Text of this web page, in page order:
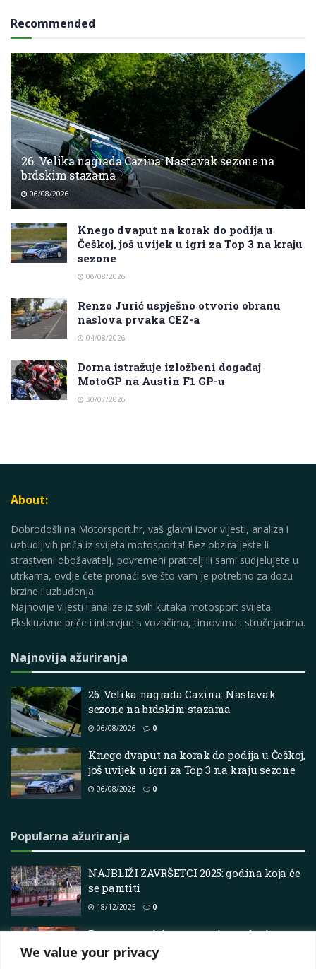
We value your privacy
Recommended
26. Velika nagrada Cazina: Nastavak sezone na
brdskim stazama
06/08/2026
Knego dvaput na korak do podija u
Češkoj, još uvijek u igri za Top 3 na kraju
sezone
06/08/2026
Renzo Jurić uspješno otvorio obranu
naslova prvaka CEZ-a
04/08/2026
Dorna istražuje izložbeni događaj
MotoGP na Austin F1 GP-u
30/07/2026
About:
Dobrodošli na Motorsport.hr, vaš glavni izvor vijesti, analiza i
uzbudljivih priča iz svijeta motosporta! Bez obzira jeste li
strastveni obožavatelj, povremeni pratitelj ili sami sudjelujete u
utrkama, ovdje ćete pronaći sve što vam je potrebno za dozu
brzine i uzbuđenja
Najnovije vijesti i analize iz svih kutaka motosport svijeta.
Ekskluzivne priče i intervjue s vozačima, timovima i stručnjacima.
Najnovija ažuriranja
26. Velika nagrada Cazina: Nastavak
sezone na brdskim stazama
06/08/2026 0
Knego dvaput na korak do podija u Češkoj,
još uvijek u igri za Top 3 na kraju sezone
06/08/2026 0
Popularna ažuriranja
NAJBLIŽI ZAVRŠETCI 2025: godina koja će
se pamtiti
18/12/2025 0
Rupa u propisima o ravnim podovima
koje treba zatvoriti BTCC